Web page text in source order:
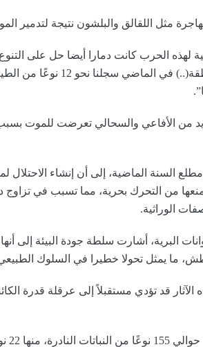
مثل اللقالق والبلشون نتيجة لتدمير
لهذه الحرب كانت دمارا أيضا حل على
والمائية التي كانت تمر من
من الأفاعي والسحالي تعرضت للموت
السنة الماضية، إلى أن إنشاء
من التحرك بحرية، مما تسبب في تزاوج
الوراثية.
البرية، أشارت سلطة جودة البيئة إلى
ما يمثل تحولا خطيرا في السلوك الطبيعي
قد تؤدي مستقبلاً إلى عرقلة قدرة